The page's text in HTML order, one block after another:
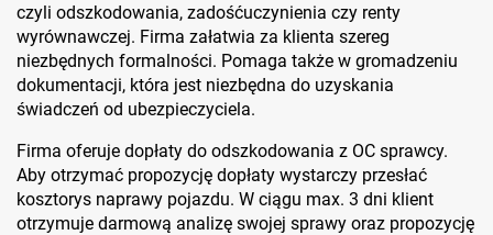
czyli odszkodowania, zadośćuczynienia czy renty
wyrównawczej. Firma załatwia za klienta szereg
niezbędnych formalności. Pomaga także w gromadzeniu
dokumentacji, która jest niezbędna do uzyskania
świadczeń od ubezpieczyciela.
Firma oferuje dopłaty do odszkodowania z OC sprawcy.
Aby otrzymać propozycję dopłaty wystarczy przesłać
kosztorys naprawy pojazdu. W ciągu max. 3 dni klient
otrzymuje darmową analizę swojej sprawy oraz propozycję